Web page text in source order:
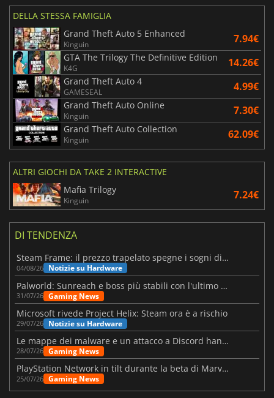
DELLA STESSA FAMIGLIA
Grand Theft Auto 5 Enhanced
Kinguin 7.94€
GTA The Trilogy The Definitive Edition
K4G 14.26€
Grand Theft Auto 4
GAMESEAL 4.99€
Grand Theft Auto Online
Kinguin 7.30€
Grand Theft Auto Collection
Kinguin 62.09€
ALTRI GIOCHI DA TAKE 2 INTERACTIVE
Mafia Trilogy
Kinguin 7.24€
DI TENDENZA
Steam Frame: il prezzo trapelato spegne i sogni di un VR economico
04/08/26 Notizie su Hardware
Palworld: Sunreach e boss più stabili con l'ultimo update
31/07/26 Gaming News
Microsoft rivede Project Helix: Steam ora è a rischio
29/07/26 Notizie su Hardware
Le mappe dei malware e un attacco a Discord hanno colpito Meccha Chameleon
28/07/26 Gaming News
PlayStation Network in tilt durante la beta di Marvel Tōkon
25/07/26 Gaming News